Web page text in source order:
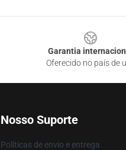
Garantia
Oferecido no país de
Nosso Suporte
Políticas de envio e entrega